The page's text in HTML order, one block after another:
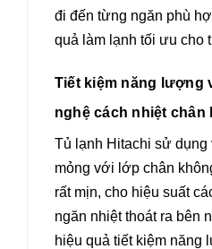
đi đến từng ngăn phù
quả làm lạnh tối ưu cho
Tiết kiệm năng lượng
nghệ cách nhiệt chân
Tủ lạnh Hitachi sử dụng
mỏng với lớp chân
rất mịn, cho hiệu suất
ngăn nhiệt thoát ra bên
hiệu quả tiết kiệm năng